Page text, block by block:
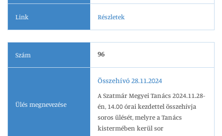
Link Részletek
Szám 96
Ülés megnevezése
Összehívó 28.11.2024
A Szatmár Megyei Tanács 2024.11.28-
én, 14.00 órai kezdettel összehívja
soros ülését, melyre a Tanács
kistermében kerül sor